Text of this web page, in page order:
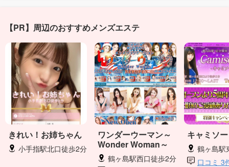
【PR】周辺のおすすめメンズエステ
きれい！お姉ちゃん
小手指駅北口徒歩2分
ワンダーウーマン～
Wonder Woman～
鶴ヶ島駅西口徒歩2分
キャミソ
鶴ヶ島駅
口コミ 3